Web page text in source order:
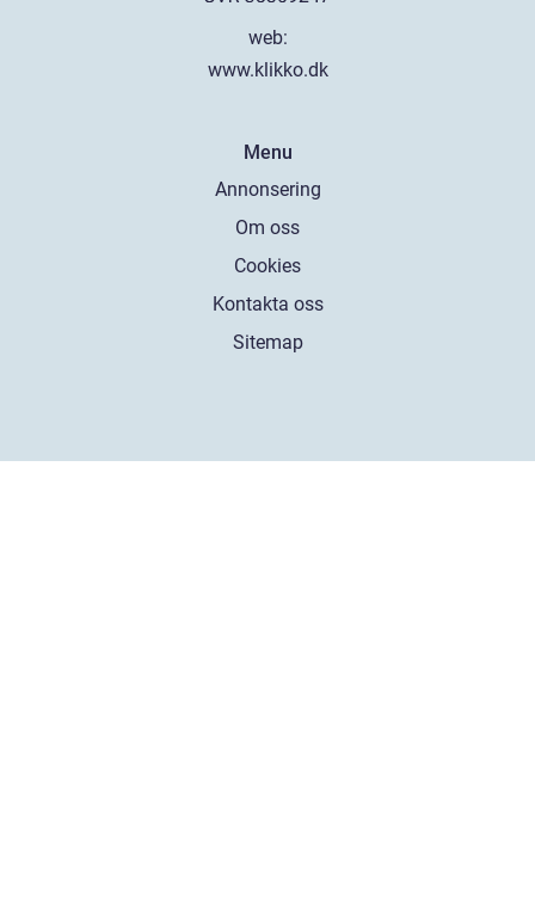
web:
www.klikko.dk
Menu
Annonsering
Om oss
Cookies
Kontakta oss
Sitemap